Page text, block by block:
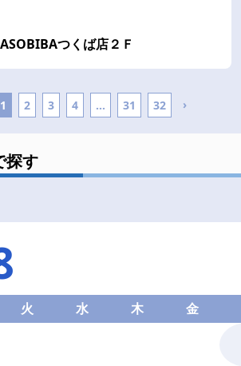
ASOBIBAつくば店２Ｆ
1 2 3 4 ... 31 32 ›
探す
火 水 木 金